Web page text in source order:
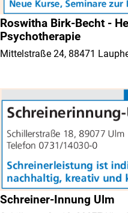
Roswitha Birk-Becht -
Psychotherapie
Mittelstraße 24, 88471
Schreiner-Innung Ulm